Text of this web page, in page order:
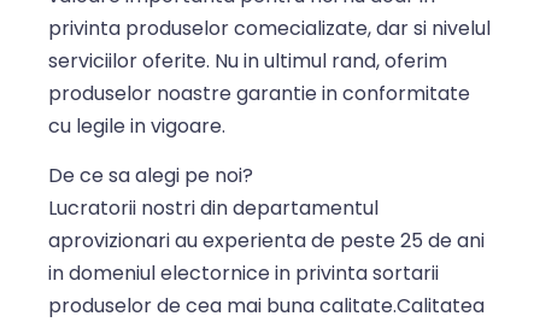
privinta produselor comecializate, dar si nivelul
serviciilor oferite. Nu in ultimul rand, oferim
produselor noastre garantie in conformitate
cu legile in vigoare.
De ce sa alegi pe noi?
Lucratorii nostri din departamentul
aprovizionari au experienta de peste 25 de ani
in domeniul electornice in privinta sortarii
produselor de cea mai buna calitate.Calitatea